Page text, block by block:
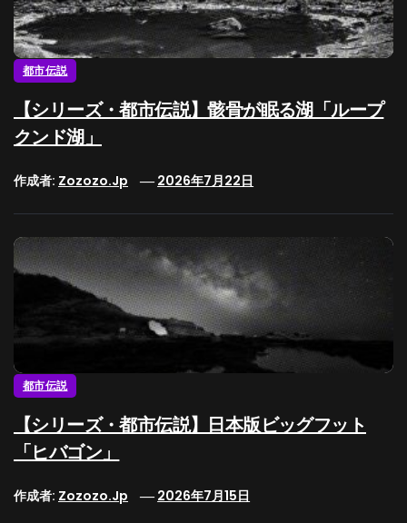
都市伝説
【シリーズ・都市伝説】骸骨が眠る湖「ループ
クンド湖」
作成者: Zozozo.jp 2026年7月22日
都市伝説
【シリーズ・都市伝説】日本版ビッグフット
「ヒバゴン」
作成者: Zozozo.jp 2026年7月15日